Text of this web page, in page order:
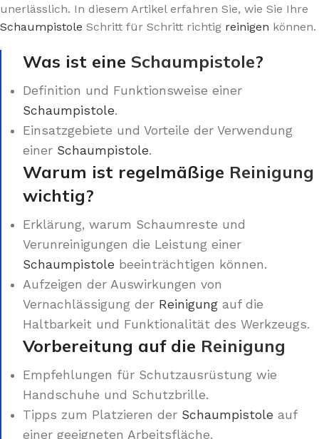
unerlässlich. In diesem Artikel erfahren Sie, wie Sie Ihre
Schaumpistole Schritt für Schritt richtig reinigen können.
Was ist eine Schaumpistole?
Definition und Funktionsweise einer
Schaumpistole.
Einsatzgebiete und Vorteile der Verwendung
einer Schaumpistole.
Warum ist regelmäßige Reinigung
wichtig?
Erklärung, warum Schaumreste und
Verunreinigungen die Leistung einer
Schaumpistole beeinträchtigen können.
Aufzeigen der Auswirkungen von
Vernachlässigung der Reinigung auf die
Haltbarkeit und Funktionalität des Werkzeugs.
Vorbereitung auf die Reinigung
Empfehlungen für Schutzausrüstung wie
Handschuhe und Schutzbrille.
Tipps zum Platzieren der Schaumpistole auf
einer geeigneten Arbeitsfläche.